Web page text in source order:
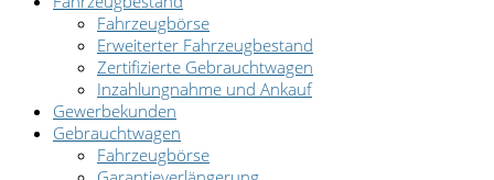
Fahrzeugbörse
Erweiterter Fahrzeugbestand
Zertifizierte Gebrauchtwagen
Inzahlungnahme und Ankauf
Gewerbekunden
Gebrauchtwagen
Fahrzeugbörse